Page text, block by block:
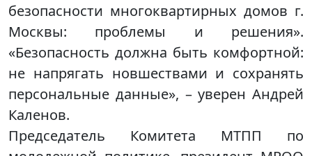
безопасности многоквартирных домов г.
Москвы: проблемы и решения».
«Безопасность должна быть комфортной:
не напрягать новшествами и сохранять
персональные данные», – уверен Андрей
Каленов.
Председатель Комитета МТПП по